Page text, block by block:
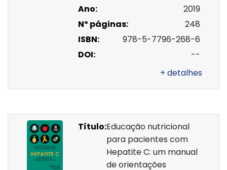
Ano:
2019
Nº páginas:
248
ISBN:
978-5-7796-268-6
DOI:
--
+ detalhes
Título:Educação nutricional
para pacientes com
Hepatite C: um manual
de orientações